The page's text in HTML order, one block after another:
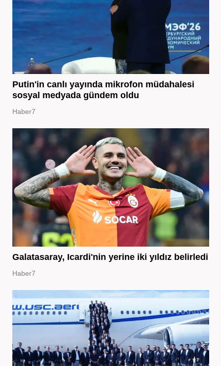
Putin'in canlı yayında mikrofon müdahalesi
sosyal medyada gündem oldu
Haber7
Galatasaray, Icardi'nin yerine iki yıldız belirledi
Haber7